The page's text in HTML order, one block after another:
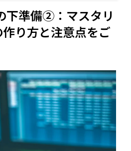
下準備②：マスタリ
り方と注意点をご